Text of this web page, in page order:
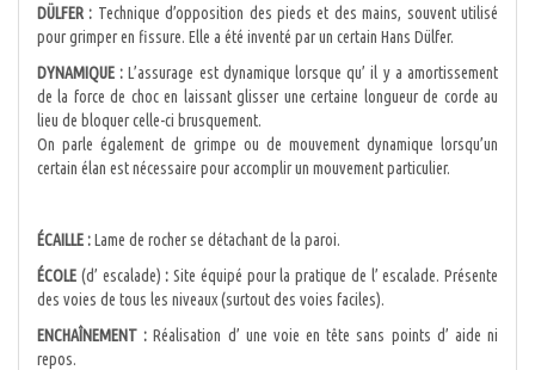
DÜLFER : Technique d’opposition des pieds et des mains, souvent utilisé
pour grimper en fissure. Elle a été inventé par un certain Hans Dülfer.
DYNAMIQUE : L’assurage est dynamique lorsque qu’ il y a amortissement
de la force de choc en laissant glisser une certaine longueur de corde au
lieu de bloquer celle-ci brusquement.
On parle également de grimpe ou de mouvement dynamique lorsqu’un
certain élan est nécessaire pour accomplir un mouvement particulier.
ÉCAILLE :Lame de rocher se détachant de la paroi.
ÉCOLE (d’ escalade) : Site équipé pour la pratique de l’ escalade. Présente
des voies de tous les niveaux (surtout des voies faciles).
ENCHAÎNEMENT : Réalisation d’ une voie en tête sans points d’ aide ni
repos.